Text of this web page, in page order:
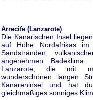
Arrecife (Lanzarote)
Die Kanarischen Insel
auf Höhe Nordafrikas im
Sandstränden,
angenehmen
Lanzarote, die mit
wunderschönen langen
Kanareninsel und hat
gleichmäßiges sonniges